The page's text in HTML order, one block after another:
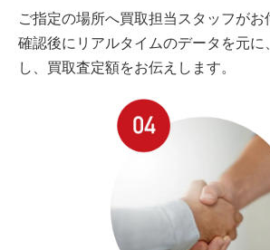
ご指定の場所へ買取担当スタッフが
確認後にリアルタイムのデータを元に
し、買取査定額をお伝えします。